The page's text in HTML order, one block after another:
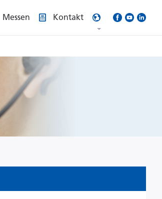
Messen Kontakt